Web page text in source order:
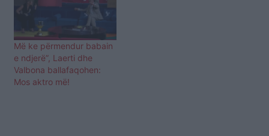
Më ke përmendur babain
e ndjerë”, Laerti dhe
Valbona ballafaqohen:
Mos aktro më!